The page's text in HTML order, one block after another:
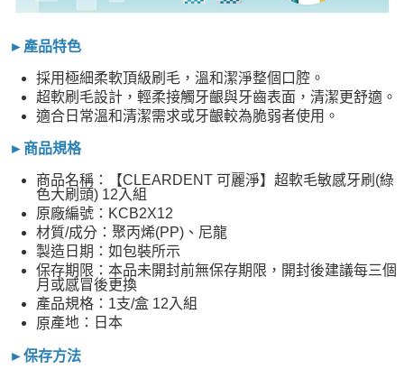
►產品特色
採用極細柔軟頂級刷毛，溫和潔淨整個口腔。
超軟刷毛設計，輕柔接觸牙齦與牙齒表面，清潔更舒適。
適合日常溫和清潔需求或牙齦較為脆弱者使用。
►商品規格
商品名稱：【CLEARDENT 可麗淨】超軟毛敏感牙刷(綠
色大刷頭) 12入組
原廠編號：KCB2X12
材質/成分：聚丙烯(PP)、尼龍
製造日期：如包裝所示
保存期限：本品未開封前無保存期限，開封後建議每三個
月或感冒後更換
產品規格：1支/盒 12入組
原產地：日本
►保存方法